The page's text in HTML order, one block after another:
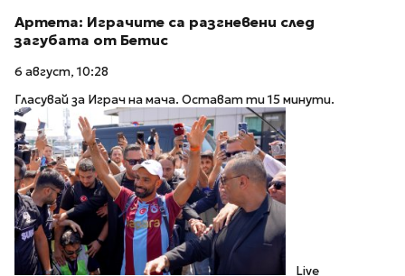
Артета: Играчите са разгневени след
загубата от Бетис
6 август, 10:28
Гласувай за Играч на мача. Остават ти 15 минути.
Live